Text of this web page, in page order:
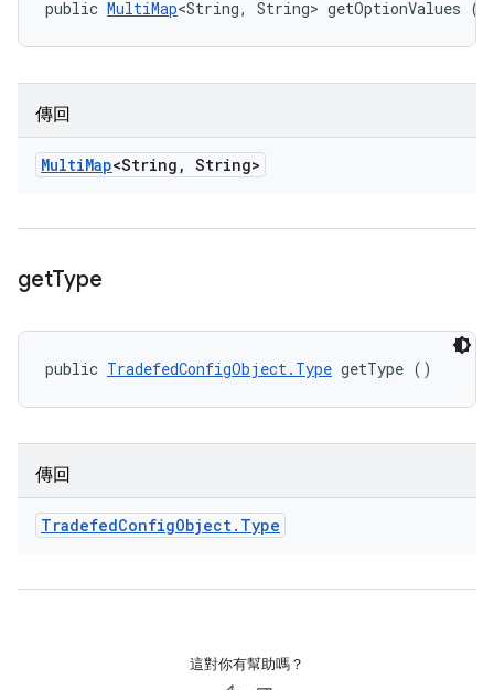
public MultiMap<String, String> getOptionValues ()
傳回
MultiMap<String , String>
getType
public TradefedConfigObject.Type getType ()
傳回
TradefedConfigObject. Type
這對你有幫助嗎？